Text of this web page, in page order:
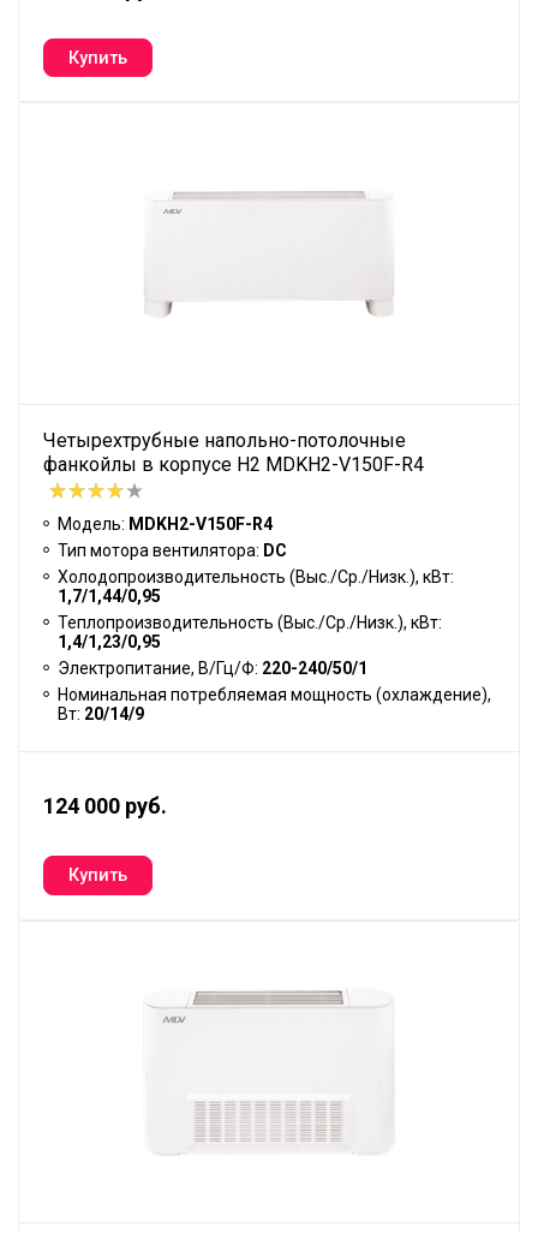
Четырехтрубные напольно-потолочные
фанкойлы в корпусе H2 MDKH2-V150F-R4
Модель: MDKH2-V150F-R4
Тип мотора вентилятора: DC
Холодопроизводительность (Выс./Ср./Низк.), кВт:
1,7/1,44/0,95
Теплопроизводительность (Выс./Ср./Низк.), кВт:
1,4/1,23/0,95
Электропитание, В/Гц/Ф: 220-240/50/1
Номинальная потребляемая мощность (охлаждение),
Вт: 20/14/9
124 000 руб.